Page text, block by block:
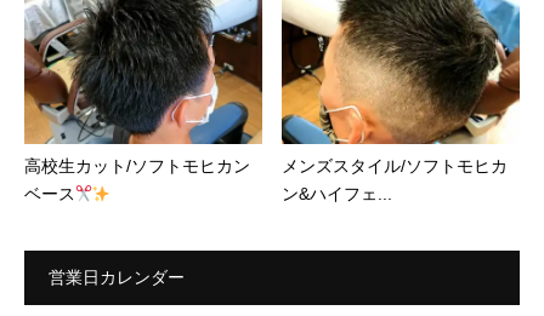
高校生カット/ソフトモヒカン
ベース
メンズスタイル/ソフトモヒカ
ン&ハイフェ...
営業日カレンダー